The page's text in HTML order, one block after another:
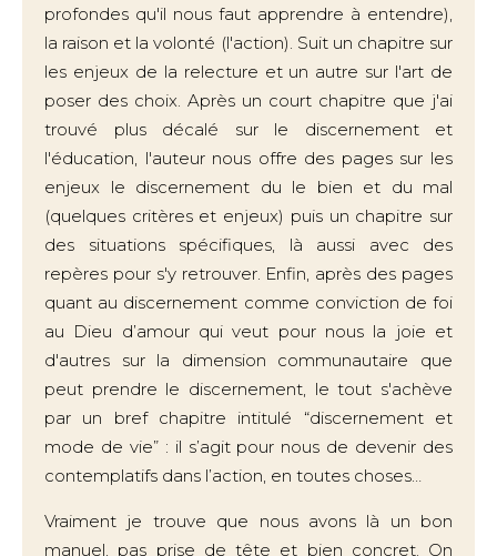
profondes qu'il nous faut apprendre à entendre),
la raison et la volonté (l'action). Suit un chapitre sur
les enjeux de la relecture et un autre sur l'art de
poser des choix. Après un court chapitre que j'ai
trouvé plus décalé sur le discernement et
l'éducation, l'auteur nous offre des pages sur les
enjeux le discernement du le bien et du mal
(quelques critères et enjeux) puis un chapitre sur
des situations spécifiques, là aussi avec des
repères pour s'y retrouver. Enfin, après des pages
quant au discernement comme conviction de foi
au Dieu d’amour qui veut pour nous la joie et
d'autres sur la dimension communautaire que
peut prendre le discernement, le tout s'achève
par un bref chapitre intitulé “discernement et
mode de vie” : il s’agit pour nous de devenir des
contemplatifs dans l’action, en toutes choses…
Vraiment je trouve que nous avons là un bon
manuel, pas prise de tête et bien concret. On